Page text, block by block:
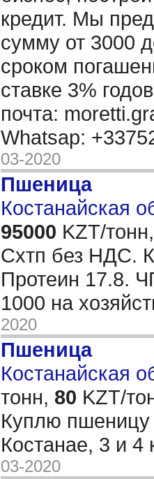
кредит. Мы
сумму от 3000
сроком
ставке 3%
почта:
Whatsap:
03-2020
Пшеница
Костанайская
95000 KZT/тонн,
Схтп без НДС.
Протеин 17.8.
1000 на
2020
Пшеница
Костанайская
тонн, 80 KZT/
Куплю пшеницу
Костанае, 3 и 4
03-2020